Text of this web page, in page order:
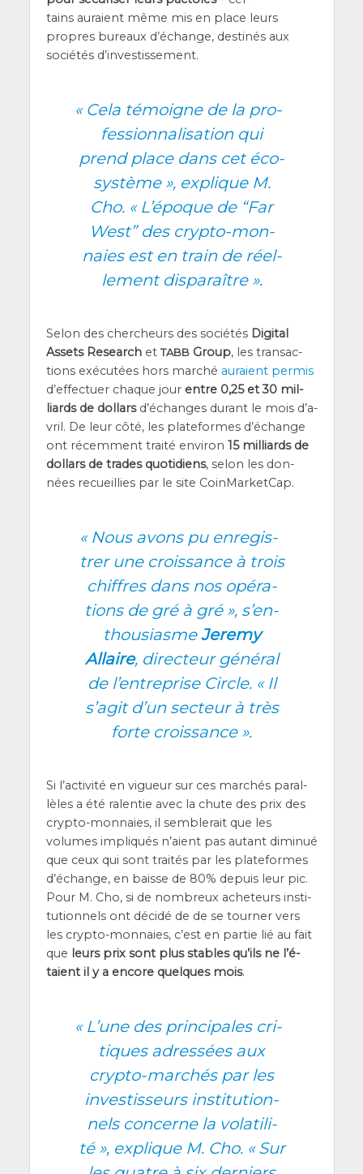
tains auraient même mis en place leurs
propres bureaux d’é­change, des­ti­nés aux
socié­tés d’investissement.
«Cela témoigne de la pro­
fes­sion­na­li­sa­tion qui
prend place dans cet éco­
sys­tème », explique M.
Cho. « L’é­poque de “Far
West” des cryp­to-mon­
naies est en train de réel­
le­ment disparaître ».
Selon des cher­cheurs des socié­tés Digi­tal
Assets Researchet TABBGroup, les tran­sac­
tions exé­cu­tées hors mar­ché auraient per­mis
d’ef­fec­tuer chaque jour entre 0,25 et 30 mil­
liards de dol­larsd’é­changes durant le mois d’a­
vril. De leur côté, les pla­te­formes d’é­change
ont récem­ment trai­té envi­ron 15 mil­liards de
dol­lars de trades quo­ti­diens, selon les don­
nées recueillies par le site CoinMarketCap.
«Nous avons pu enre­gis­
trer une crois­sance à trois
chiffres dans nos opé­ra­
tions de gré à gré », s’en­
thou­siasmeJere­my
Allaire, direc­teur géné­ral
de l’en­tre­prise Circle. « Il
s’a­git d’un sec­teur à très
forte croissance ».
Si l’ac­ti­vi­té en vigueur sur ces mar­chés paral­
lèles a été ralen­tie avec la chute des prix des
cryp­to-mon­naies, il sem­ble­rait que les
volumes impli­qués n’aient pas autant dimi­nué
que ceux qui sont trai­tés par les pla­te­formes
d’é­change, en baisse de 80% depuis leur pic.
Pour M. Cho, si de nom­breux ache­teurs ins­ti­
tu­tion­nels ont déci­dé de de se tour­ner vers
les cryp­to-mon­naies, c’est en par­tie lié au fait
que leurs prix sont plus stables qu’ils ne l’é­
taient il y a encore quelques mois.
«L’une des prin­ci­pales cri­
tiques adres­sées aux
cryp­to-mar­chés par les
inves­tis­seurs ins­ti­tu­tion­
nels concerne la vola­ti­li­
té », explique M. Cho. « Sur